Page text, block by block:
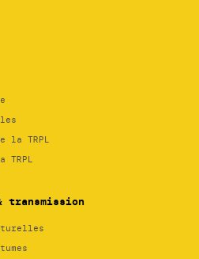
la TRPL
TRPL
transmission